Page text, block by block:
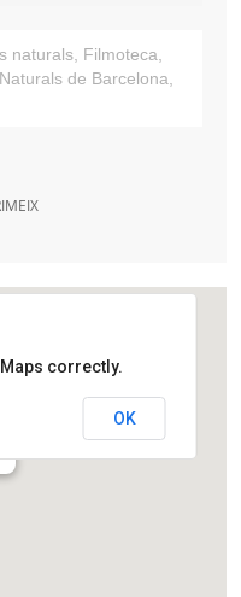
naturals, Filmoteca,
de Barcelona,
correctly.
OK